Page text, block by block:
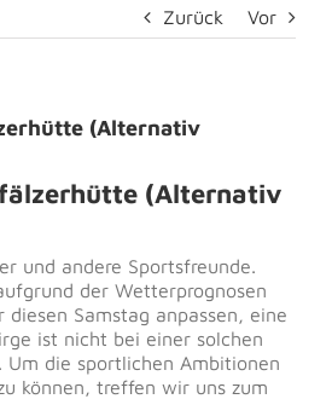
Zurück Vor
(Alternativ
(Alternativ
und andere Sportsfreunde.
der Wetterprognosen
diesen Samstag anpassen, eine
ist nicht bei einer solchen
Um die sportlichen Ambitionen
können, treffen wir uns zum